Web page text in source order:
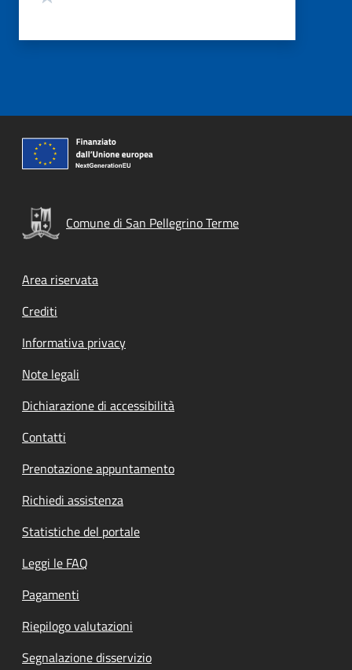
Comune di San Pellegrino Terme
Footer menu
Area riservata
Crediti
Informativa privacy
Note legali
Dichiarazione di accessibilità
Contatti
Prenotazione appuntamento
Richiedi assistenza
Statistiche del portale
Leggi le FAQ
Pagamenti
Riepilogo valutazioni
Segnalazione disservizio